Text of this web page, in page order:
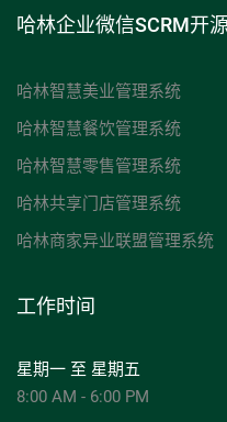
哈林企业微信SCRM开
哈林智慧美业管理系统
哈林智慧餐饮管理系统
哈林智慧零售管理系统
哈林共享门店管理系统
哈林商家异业联盟管理系统
工作时间
星期一 至 星期五
8:00 AM - 6:00 PM